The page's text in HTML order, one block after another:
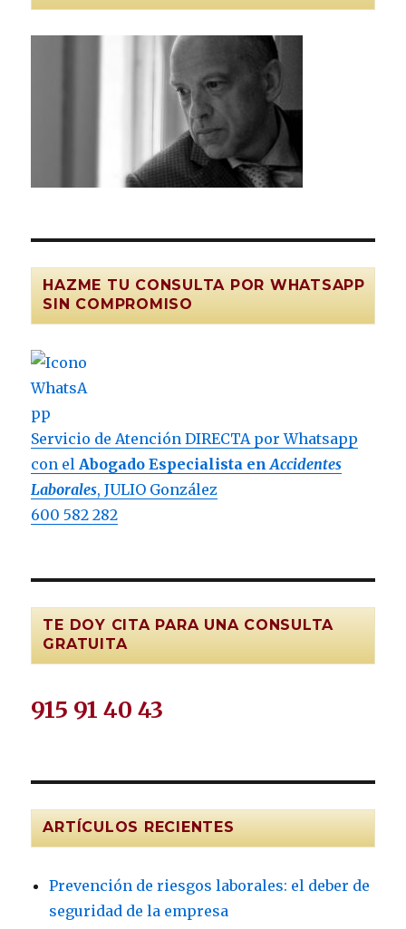
HAZME TU CONSULTA POR WHATSAPP
SIN COMPROMISO
Servicio de Atención DIRECTA por Whatsapp
con elAbogado Especialista enAccidentes
Laborales, JULIO González
600 582 282
TE DOY CITA PARA UNA CONSULTA
GRATUITA
915 91 40 43
ARTÍCULOS RECIENTES
Prevención de riesgos laborales: el deber de
seguridad de la empresa